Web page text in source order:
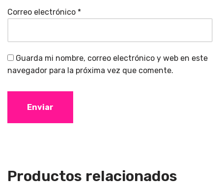
Correo electrónico *
Guarda mi nombre, correo electrónico y web en este
navegador para la próxima vez que comente.
Productos relacionados